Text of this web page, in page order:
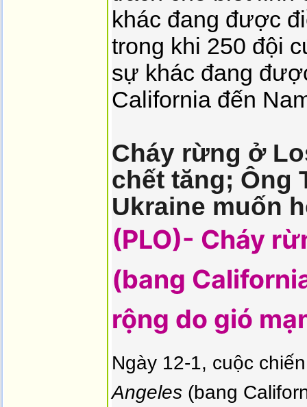
khác đang được
trong khi 250 đội
sự khác đang
California đến
Cháy rừng ở
chết tăng; Ông
Ukraine muốn
(PLO)- Cháy
(bang
rộng do gió
Ngày 12-1, cuộc
Angeles (bang